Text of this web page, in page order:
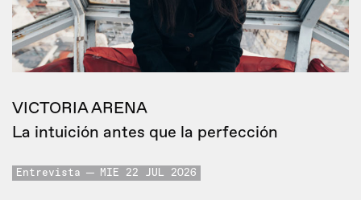
VICTORIA ARENA
La intuición antes que la perfección
Entrevista MIE 22 JUL 2026